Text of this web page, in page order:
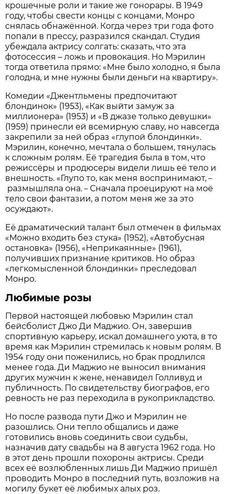
крошечные роли и такие же гонорары. В 1949
году, чтобы свести концы с концами, Монро
снялась обнажённой. Когда через три года фото
попали в прессу, разразился скандал. Студия
убеждала актрису солгать: сказать, что эта
фотосессия – ложь и провокация. Но Мэрилин
тогда ответила прямо: «Мне было холодно, я была
голодна, и мне нужны были деньги на квартиру».
Комедии «Джентльмены предпочитают
блондинок» (1953), «Как выйти замуж за
миллионера» (1953) и «В джазе только девушки»
(1959) принесли ей всемирную славу, но навсегда
закрепили за ней образ «глупой блондинки».
Мэрилин, конечно, мечтала о большем, тянулась
к сложным ролям. Её трагедия была в том, что
режиссёры и продюсеры видели лишь её тело и
внешность. «Глупо то, как меня воспринимают,–
размышляла она.– Сначала проецируют на моё
тело свои фантазии, а потом меня же за это
осуждают».
Её драматический талант был отмечен в фильмах
«Можно входить без стука» (1952), «Автобусная
остановка» (1956), «Неприкаянные» (1961),
получивших признание критиков. Но образ
«легкомысленной блондинки» преследовал
Монро.
Любимые розы
Первой настоящей любовью Мэрилин стал
бейсболист Джо Ди Маджио. Он, завершив
спортивную карьеру, искал домашнего уюта, в то
время как Мэрилин стремилась к новым ролям. В
1954 году они поженились, но брак продлился
менее года. Ди Маджио не выносил внимания
других мужчин к жене, ненавидел Голливуд и
публичность. По свидетельству биографов, его
ревность не раз переходила в рукоприкладство.
Но после развода пути Джо и Мэрилин не
разошлись. Они тепло общались и даже
готовились вновь соединить свои судьбы,
назначив дату свадьбы на 8 августа 1962 года. Но
в этот день прошли похороны актрисы. Среди
всех её возлюбленных лишь Ди Маджио пришёл
проводить Монро в последний путь, возложив на
могилу букет её любимых алых роз.